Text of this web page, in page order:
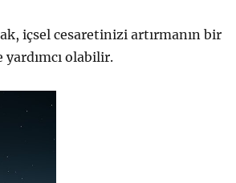
içsel cesaretinizi artırmanın bir
olabilir.